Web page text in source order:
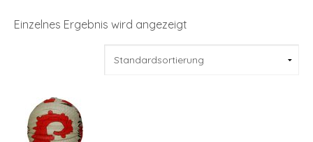
Einzelnes Ergebnis wird angezeigt